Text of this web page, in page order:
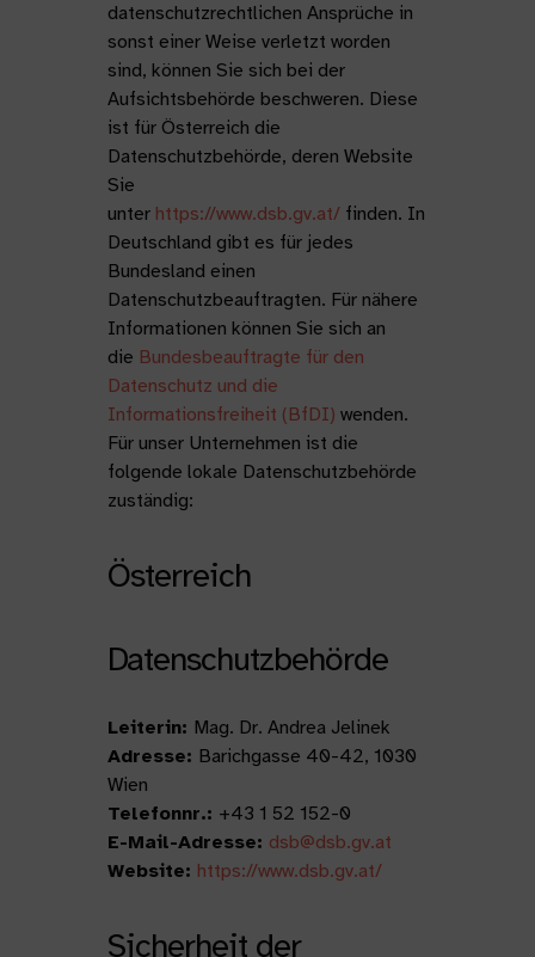
datenschutzrechtlichen Ansprüche in
sonst einer Weise verletzt worden
sind, können Sie sich bei der
Aufsichtsbehörde beschweren. Diese
ist für Österreich die
Datenschutzbehörde, deren Website
Sie
unter https://www.dsb.gv.at/finden. In
Deutschland gibt es für jedes
Bundesland einen
Datenschutzbeauftragten. Für nähere
Informationen können Sie sich an
die Bundesbeauftragte für den
Datenschutz und die
Informationsfreiheit (BfDI) wenden.
Für unser Unternehmen ist die
folgende lokale Datenschutzbehörde
zuständig:
Österreich
Datenschutzbehörde
Leiterin: Mag. Dr. Andrea Jelinek
Adresse: Barichgasse 40-42, 1030
Wien
Telefonnr.: +43 1 52 152-0
E-Mail-Adresse: dsb@dsb.gv.at
Website: https://www.dsb.gv.at/
Sicherheit der